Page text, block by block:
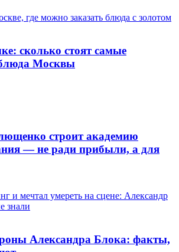
сколько стоят самые
Москвы
строит академию
— не ради прибыли, а для
Александра Блока: факты,